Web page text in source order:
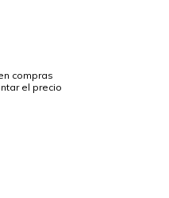
compras
el precio